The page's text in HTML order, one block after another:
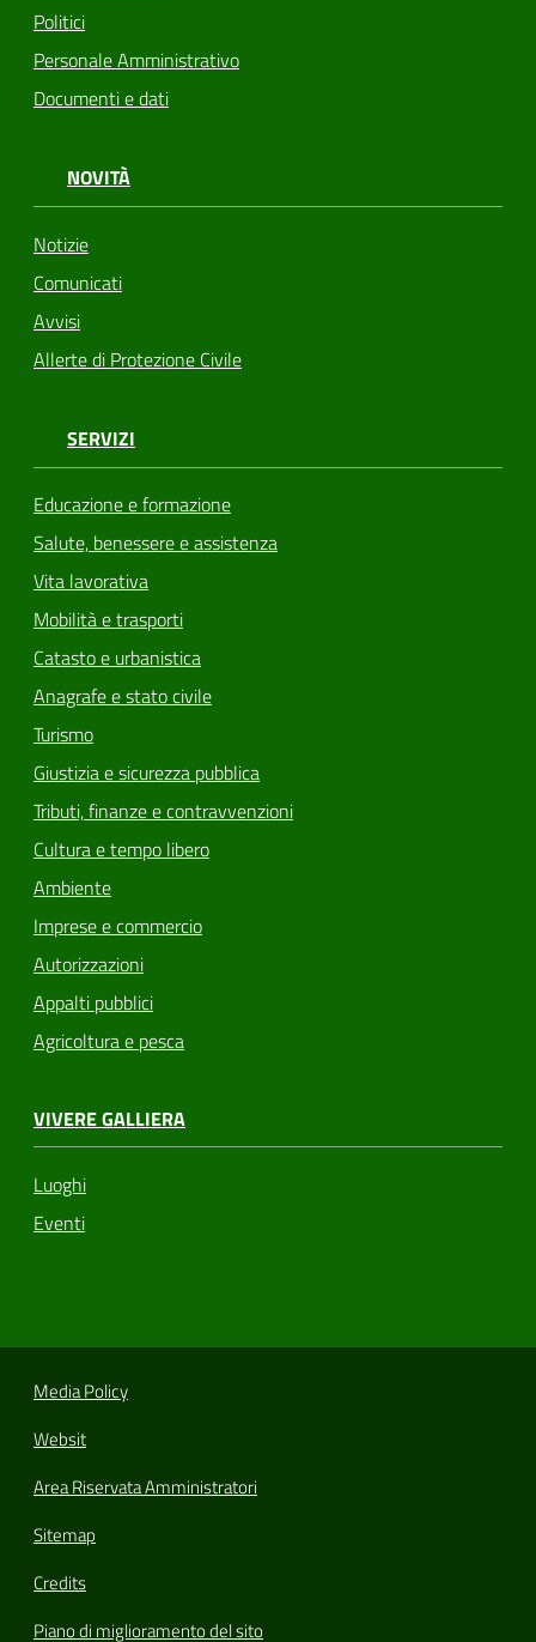
Politici
Personale Amministrativo
Documenti e dati
NOVITÀ
Notizie
Comunicati
Avvisi
Allerte di Protezione Civile
SERVIZI
Educazione e formazione
Salute, benessere e assistenza
Vita lavorativa
Mobilità e trasporti
Catasto e urbanistica
Anagrafe e stato civile
Turismo
Giustizia e sicurezza pubblica
Tributi, finanze e contravvenzioni
Cultura e tempo libero
Ambiente
Imprese e commercio
Autorizzazioni
Appalti pubblici
Agricoltura e pesca
VIVERE GALLIERA
Luoghi
Eventi
Media Policy
Websit
Area Riservata Amministratori
Sitemap
Credits
Piano di miglioramento del sito